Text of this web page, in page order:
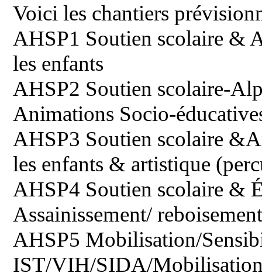
Voici les chantiers
AHSP1 Soutien scolaire &
les enfants
AHSP2 Soutien scolaire-
Animations Socio-
AHSP3 Soutien scolaire
les enfants & artistique
AHSP4 Soutien scolaire &
Assainissement/
AHSP5 Mobilisation/
IST/VIH/SIDA/